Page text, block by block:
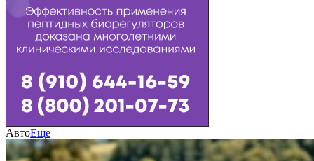
АвтоЕще